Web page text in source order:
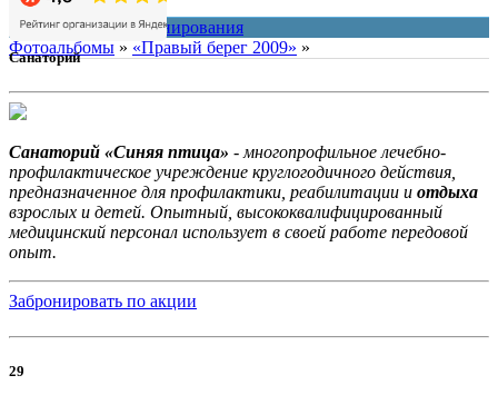
система онлайн-бронирования
Фотоальбомы » «Правый берег 2009» »
Санаторий
Санаторий «Синяя птица» - многопрофильное лечебно-
профилактическое учреждение круглогодичного действия,
предназначенное для профилактики, реабилитации и отдыха
взрослых и детей. Опытный, высококвалифицированный
медицинский персонал использует в своей работе передовой
опыт.
Забронировать по акции
29